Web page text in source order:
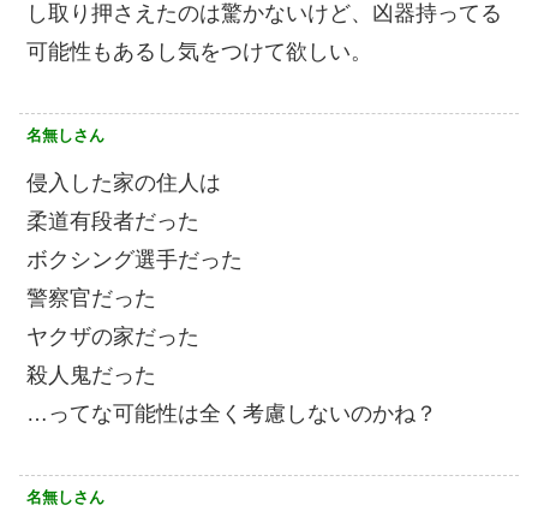
し取り押さえたのは驚かないけど、凶器持ってる
可能性もあるし気をつけて欲しい。
名無しさん
侵入した家の住人は
柔道有段者だった
ボクシング選手だった
警察官だった
ヤクザの家だった
殺人鬼だった
…ってな可能性は全く考慮しないのかね？
名無しさん